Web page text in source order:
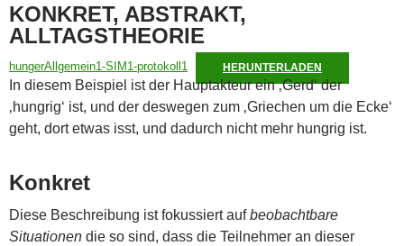
KONKRET, ABSTRAKT,
ALLTAGSTHEORIE
hungerAllgemein1-SIM1-protokoll1 HERUNTERLADEN
In diesem Beispiel ist der Hauptakteur ein ‚Gerd‘ der
‚hungrig‘ ist, und der deswegen zum ‚Griechen um die Ecke‘
geht, dort etwas isst, und dadurch nicht mehr hungrig ist.
Konkret
Diese Beschreibung ist fokussiert aufbeobachtbare
Situationen die so sind, dass die Teilnehmer an dieser